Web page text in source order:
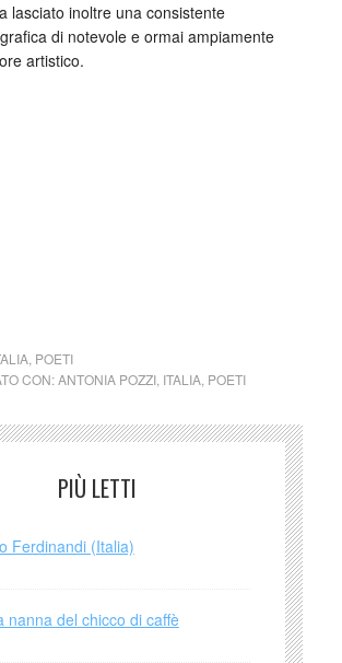
lasciato inoltre una consistente
di notevole e ormai ampiamente
artistico.
, POETI
CON:ANTONIA POZZI, ITALIA, POETI
PIÙ LETTI
Ferdinandi (Italia)
nanna del chicco di caffè